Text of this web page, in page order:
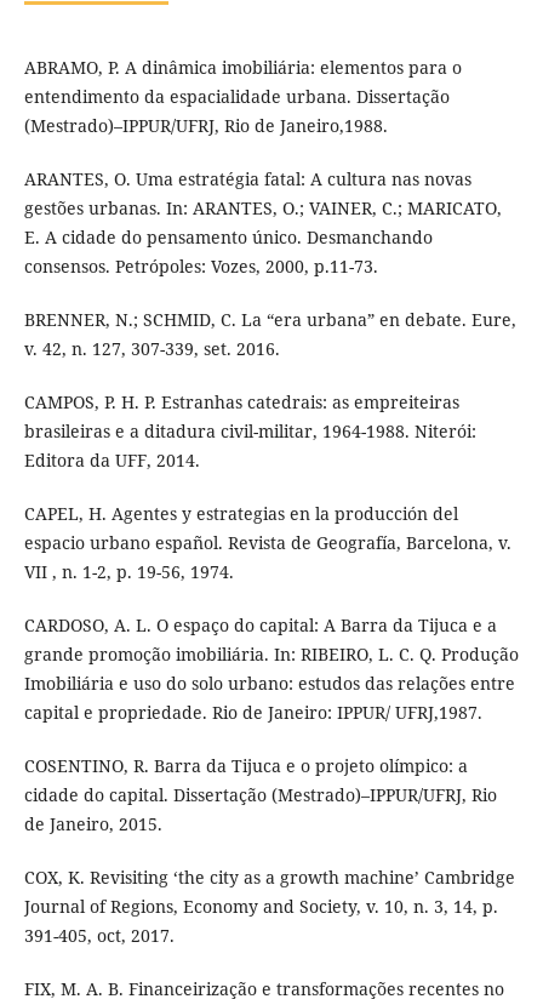
ABRAMO, P. A dinâmica imobiliária: elementos para o
entendimento da espacialidade urbana. Dissertação
(Mestrado)–IPPUR/UFRJ, Rio de Janeiro,1988.
ARANTES, O. Uma estratégia fatal: A cultura nas novas
gestões urbanas. In: ARANTES, O.; VAINER, C.; MARICATO,
E. A cidade do pensamento único. Desmanchando
consensos. Petrópoles: Vozes, 2000, p.11-73.
BRENNER, N.; SCHMID, C. La “era urbana” en debate. Eure,
v. 42, n. 127, 307-339, set. 2016.
CAMPOS, P. H. P. Estranhas catedrais: as empreiteiras
brasileiras e a ditadura civil-militar, 1964-1988. Niterói:
Editora da UFF, 2014.
CAPEL, H. Agentes y estrategias en la producción del
espacio urbano español. Revista de Geografía, Barcelona, v.
VII , n. 1-2, p. 19-56, 1974.
CARDOSO, A. L. O espaço do capital: A Barra da Tijuca e a
grande promoção imobiliária. In: RIBEIRO, L. C. Q. Produção
Imobiliária e uso do solo urbano: estudos das relações entre
capital e propriedade. Rio de Janeiro: IPPUR/ UFRJ,1987.
COSENTINO, R. Barra da Tijuca e o projeto olímpico: a
cidade do capital. Dissertação (Mestrado)–IPPUR/UFRJ, Rio
de Janeiro, 2015.
COX, K. Revisiting ‘the city as a growth machine’ Cambridge
Journal of Regions, Economy and Society, v. 10, n. 3, 14, p.
391-405, oct, 2017.
FIX, M. A. B. Financeirização e transformações recentes no